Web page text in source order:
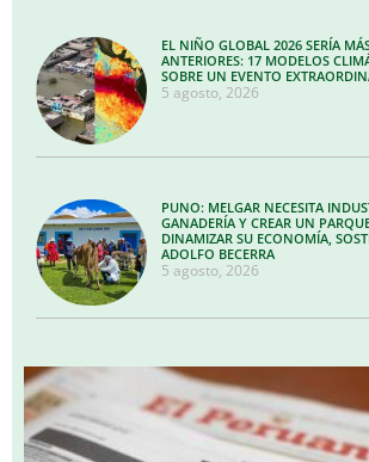
EL NIÑO GLOBAL 2026 SERÍA
ANTERIORES: 17 MODELOS
SOBRE UN EVENTO
5 agosto, 2026
PUNO: MELGAR NECESITA
GANADERÍA Y CREAR UN
DINAMIZAR SU ECONOMÍA,
ADOLFO BECERRA
5 agosto, 2026